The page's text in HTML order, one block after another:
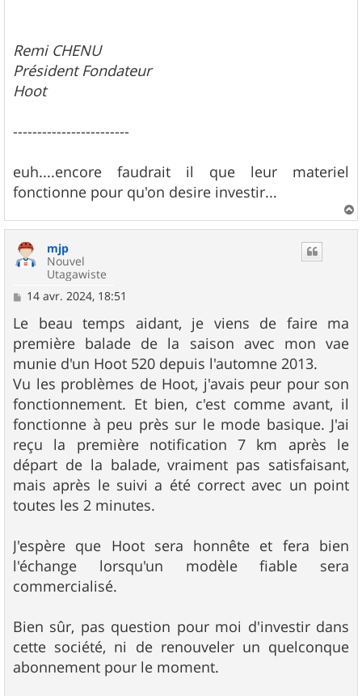
Remi CHENU
Président Fondateur
Hoot
------------------------
euh....encore faudrait il que leur materiel
fonctionne pour qu'on desire investir...
a
mjp
Nouvel
Utagawiste
M
s
s
a
g
e
14 avr. 2024, 18:51
Le beau temps aidant, je viens de faire ma
première balade de la saison avec mon vae
munie d'un Hoot 520 depuis l'automne 2013.
Vu les problèmes de Hoot, j'avais peur pour son
fonctionnement. Et bien, c'est comme avant, il
fonctionne à peu près sur le mode basique. J'ai
reçu la première notification 7 km après le
départ de la balade, vraiment pas satisfaisant,
mais après le suivi a été correct avec un point
toutes les 2 minutes.
J'espère que Hoot sera honnête et fera bien
l'échange lorsqu'un modèle fiable sera
commercialisé.
Bien sûr, pas question pour moi d'investir dans
cette société, ni de renouveler un quelconque
abonnement pour le moment.